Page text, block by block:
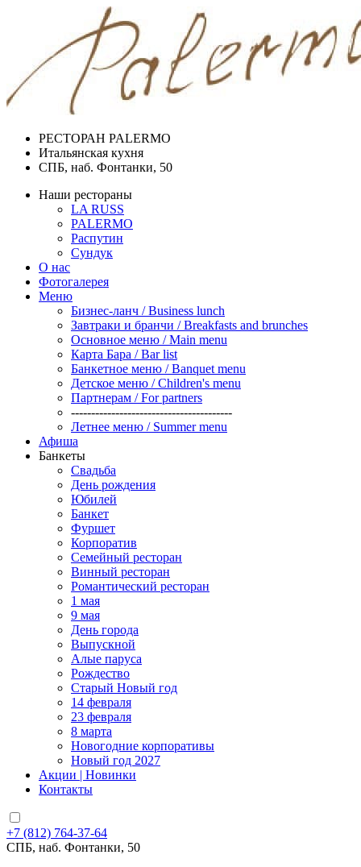
РЕСТОРАН PALERMO
Итальянская кухня
СПБ, наб. Фонтанки, 50
Наши рестораны
LA RUSS
PALERMO
Распутин
Сундук
О нас
Фотогалерея
Меню
Бизнес-ланч / Business lunch
Завтраки и бранчи / Breakfasts and brunches
Основное меню / Main menu
Карта Бара / Bar list
Банкетное меню / Banquet menu
Детское меню / Children's menu
Партнерам / For partners
----------------------------------------
Летнее меню / Summer menu
Афиша
Банкеты
Свадьба
День рождения
Юбилей
Банкет
Фуршет
Корпоратив
Семейный ресторан
Винный ресторан
Романтический ресторан
1 мая
9 мая
День города
Выпускной
Алые паруса
Рождество
Старый Новый год
14 февраля
23 февраля
8 марта
Новогодние корпоративы
Новый год 2027
Акции | Новинки
Контакты
+7 (812) 764-37-64
СПБ, наб. Фонтанки, 50